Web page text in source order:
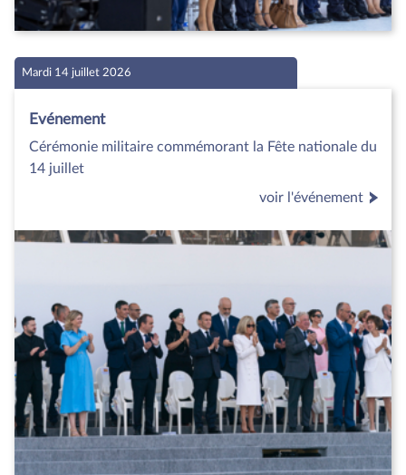
Mardi 14 juillet 2026
Evénement
Cérémonie militaire commémorant la Fête nationale du
14 juillet
voir l'événement